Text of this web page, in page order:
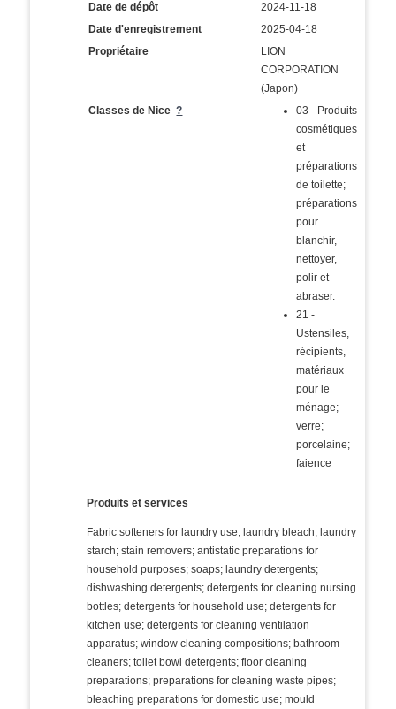
Date de dépôt
2024-11-18
Date d'enregistrement
2025-04-18
Propriétaire
LION
CORPORATION
(Japon)
Classes de Nice?
03 - Produits
cosmétiques
et
préparations
de toilette;
préparations
pour
blanchir,
nettoyer,
polir et
abraser.
21 -
Ustensiles,
récipients,
matériaux
pour le
ménage;
verre;
porcelaine;
faience
Produits et services
Fabric softeners for laundry use; laundry bleach; laundry
starch; stain removers; antistatic preparations for
household purposes; soaps; laundry detergents;
dishwashing detergents; detergents for cleaning nursing
bottles; detergents for household use; detergents for
kitchen use; detergents for cleaning ventilation
apparatus; window cleaning compositions; bathroom
cleaners; toilet bowl detergents; floor cleaning
preparations; preparations for cleaning waste pipes;
bleaching preparations for domestic use; mould